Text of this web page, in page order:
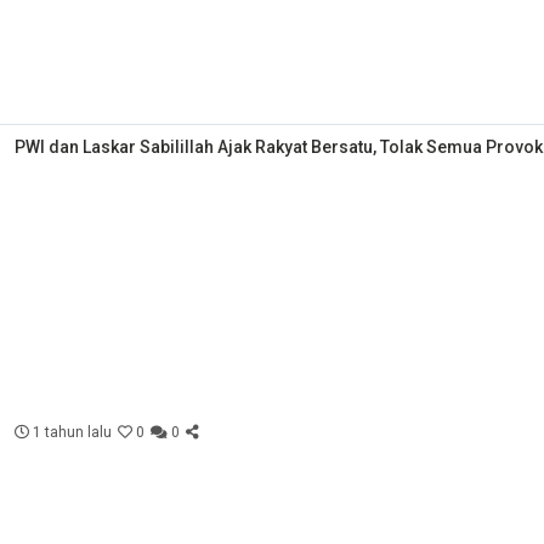
PWI dan Laskar Sabilillah Ajak Rakyat Bersatu, Tolak Semua
1 tahun lalu 0 0